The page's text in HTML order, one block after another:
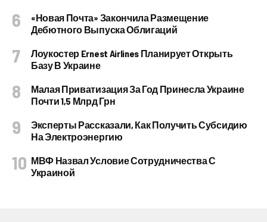
«Новая Почта» Закончила Размещение
Дебютного Выпуска Облигаций
Лоукостер Ernest Airlines Планирует Открыть
Базу В Украине
Малая Приватизация За Год Принесла Украине
Почти 1,5 Млрд Грн
Эксперты Рассказали, Как Получить Субсидию
На Электроэнергию
МВФ Назвал Условие Сотрудничества С
Украиной